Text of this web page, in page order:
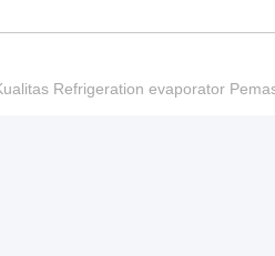
Refrigeration evaporator